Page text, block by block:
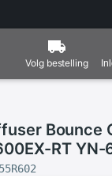
Volg bestelling
Bounce
RT
Mount